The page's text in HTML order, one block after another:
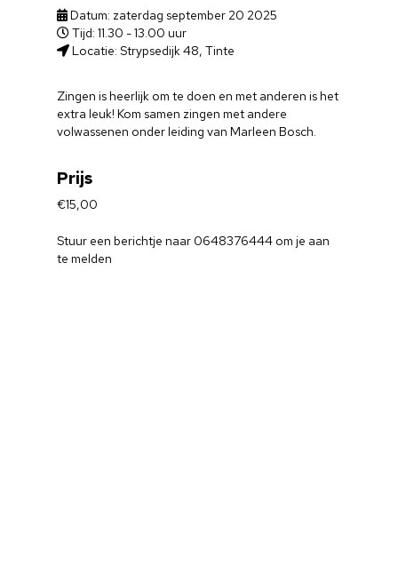
Zingen is heerlijk om te doen en met anderen is het
extra leuk! Kom samen zingen met andere
volwassenen onder leiding van Marleen Bosch.
Prijs
€15,00
Stuur een berichtje naar 0648376444 om je aan
te melden
Datum: zaterdag september 20 2025
Tijd: 11.30 - 13.00 uur
Locatie: Strypsedijk 48, Tinte